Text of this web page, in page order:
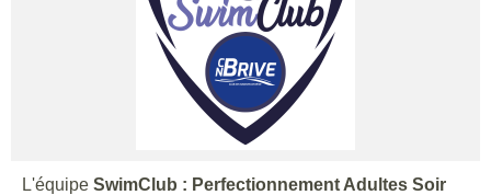
L'équipe SwimClub : Perfectionnement Adultes Soir